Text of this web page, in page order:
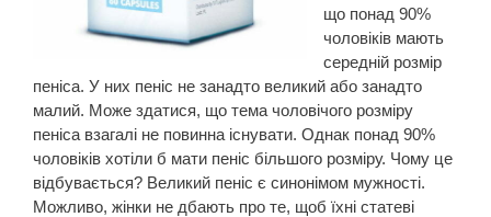
що понад 90%
чоловіків мають
середній розмір
пеніса. У них пеніс не занадто великий або занадто
малий. Може здатися, що тема чоловічого розміру
пеніса взагалі не повинна існувати. Однак понад 90%
чоловіків хотіли б мати пеніс більшого розміру. Чому це
відбувається? Великий пеніс є синонімом мужності.
Можливо, жінки не дбають про те, щоб їхні статеві